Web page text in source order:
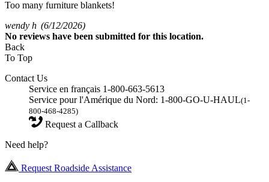
Too many furniture blankets!
wendy h (6/12/2026)
No reviews have been submitted for this location.
Back
To Top
Contact Us
Service en français 1-800-663-5613
Service pour l'Amérique du Nord: 1-800-GO-U-HAUL(1-
800-468-4285)
Request a Callback
Need help?
Request Roadside Assistance